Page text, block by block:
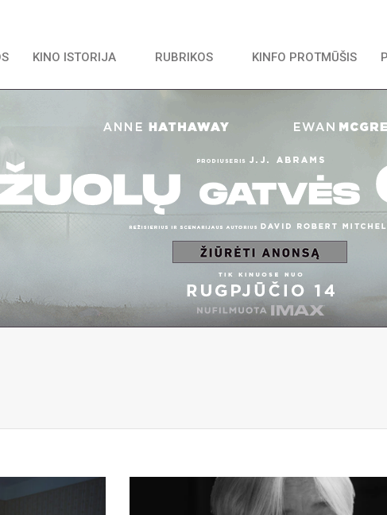
KINO ISTORIJA RUBRIKOS KINFO PROTMŪŠIS